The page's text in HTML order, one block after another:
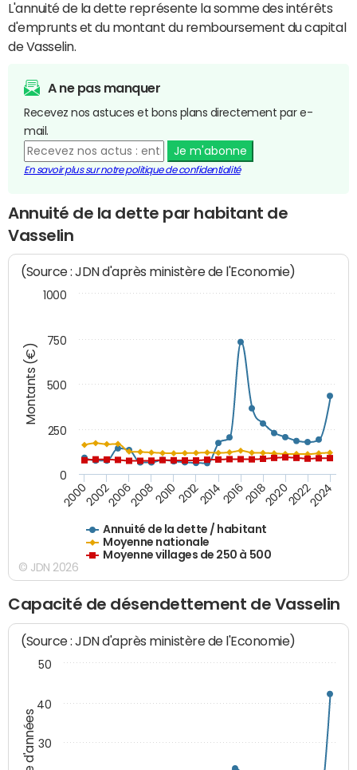
L'annuité de la dette représente la somme des intérêts
d'emprunts et du montant du remboursement du capital
de Vasselin.
A ne pas manquer
Recevez nos astuces et bons plans directement par e-
mail.
Je m'abonne
En savoir plus sur notre politique de confidentialité
Annuité de la dette par habitant de
Vasselin
Montants (€)
(Source : JDN d'après ministère de l'Economie)
Annuité de la dette / habitant
Moyenne nationale
Moyenne villages de 250 à 500
200020022006200820102012201420162018202020222024
0
250
500
750
1000
© JDN 2026
Capacité de désendettement de Vasselin
(Source : JDN d'après ministère de l'Economie)
30
40
50